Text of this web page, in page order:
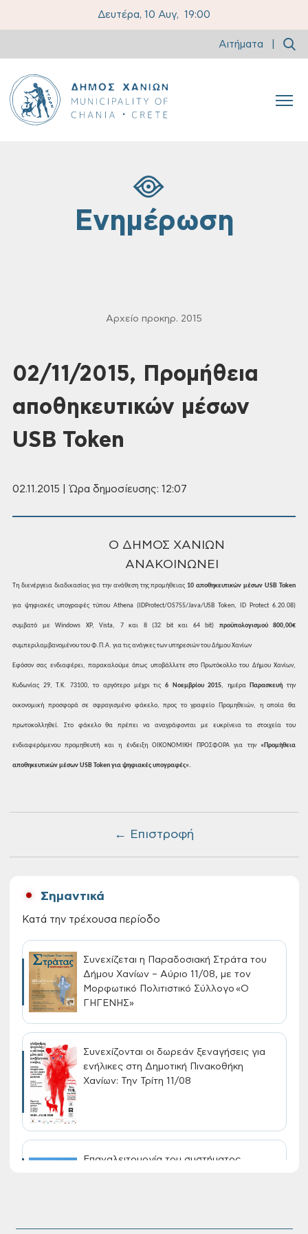
Δευτέρα, 10 Αυγ, 19:00
Αιτήματα
Ενημέρωση
← Επιστροφή
Αρχείο προκηρ. 2015
02/11/2015, Προμήθεια
αποθηκευτικών μέσων
USB Token
02.11.2015 | Ώρα δημοσίευσης: 12:07
Ο ΔΗΜΟΣ ΧΑΝΙΩΝ
ΑΝΑΚΟΙΝΩΝΕΙ
Τη διενέργεια διαδικασίας για την ανάθεσητης προμήθειας 10αποθηκευτικών μέσωνUSB Token
για ψηφιακές υπογραφές τύπου Athena (IDProtect/OS755/Java/USB Token, ID Protect 6.20.08)
συμβατό με Windows XP, Vista, 7 και 8 (32 bit και 64 bit) προϋπολογισμού800,00€
συμπεριλαμβανομένου του Φ.Π.Α. για τιςανάγκες των υπηρεσιών του ΔήμουΧανίων
Εφόσονσας ενδιαφέρει, παρακαλούμε όπως υποβάλλετε στο Πρωτόκολλο του ΔήμουΧανίων,
Κυδωνίας 29, Τ.Κ. 73100, το αργότερο μέχρι τις 6Νοεμβρίου2015, ημέρα Παρασκευή την
οικονομική προσφορά σε σφραγισμένοφάκελο, προς το γραφείο Προμηθειών, ηοποία θα
πρωτοκολληθεί. Στο φάκελο θα πρέπει να αναγράφονται με ευκρίνεια τα στοιχεία του
ενδιαφερόμενου προμηθευτή και η ένδειξη ΟΙΚΟΝΟΜΙΚΗ ΠΡΟΣΦΟΡΑ για την «Προμήθεια
αποθηκευτικών μέσωνUSBTokenγιαψηφιακές υπογραφές».
Σημαντικά
Κατά την τρέχουσα περίοδο
Συνεχίζεται η Παραδοσιακή Στράτα του
Δήμου Χανίων – Αύριο 11/08, με τον
Μορφωτικό Πολιτιστικό Σύλλογο «Ο
ΓΗΓΕΝΗΣ»
Συνεχίζονται οι δωρεάν ξεναγήσεις για
ενήλικες στη Δημοτική Πινακοθήκη
Χανίων: Την Τρίτη 11/08
Επαναλειτουργία του συστήματος